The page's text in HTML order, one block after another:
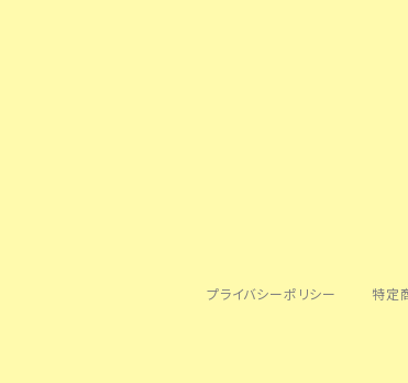
プライバシーポリシー 特定